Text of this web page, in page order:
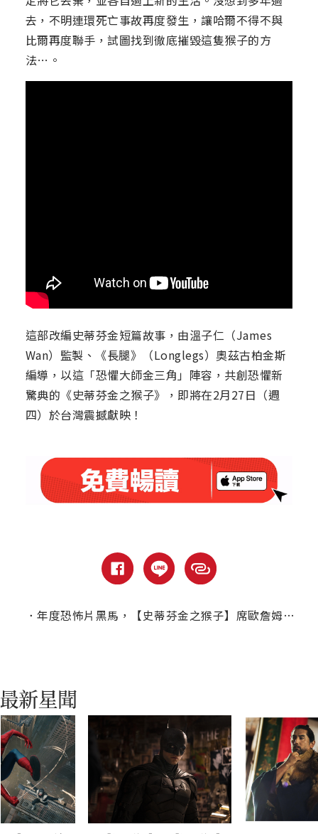
去，不明連環死亡事故再度發生，讓哈爾不得不與
比爾再度聯手，試圖找到徹底摧毀這隻猴子的方
法…。
這部改編史蒂芬金短篇故事，由溫子仁（James
Wan）監製、《長腿》（Longlegs）奧茲古柏金斯
編導，以這「恐懼大師金三角」陣容，共創恐懼新
驚典的《史蒂芬金之猴子》，即將在2月27日（週
四）於台灣震撼獻映！
． 年度恐怖片黑馬，【史蒂芬金之猴子】席歐詹姆斯高顏值受邀分飾兩角